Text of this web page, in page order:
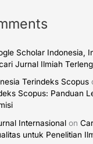
Scholar Indonesia,
Jurnal Ilmiah
Terindeks Scopus
Scopus: Panduan
Internasional on
untuk Penelitian